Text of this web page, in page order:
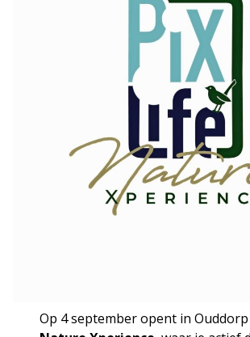
Op 4 september opent in Ouddorp